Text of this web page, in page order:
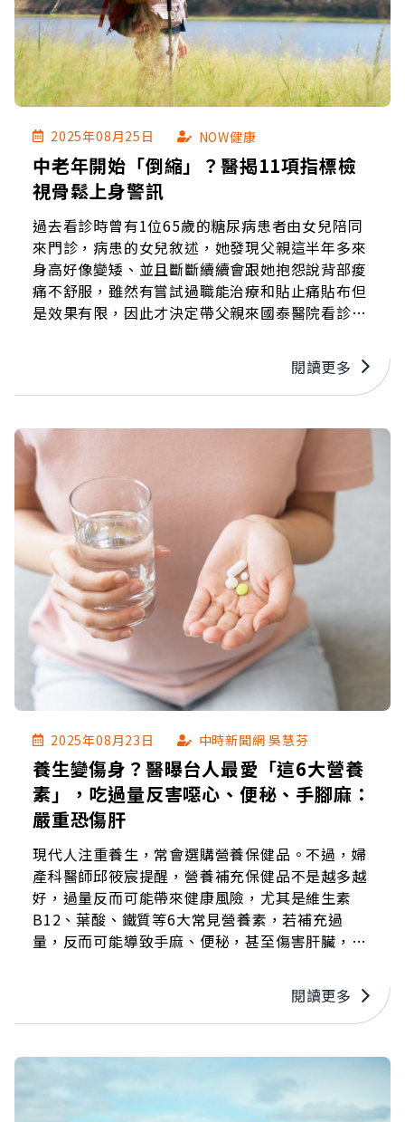
2025年08月25日 NOW健康
中老年開始「倒縮」？醫揭11項指標檢
視骨鬆上身警訊
過去看診時曾有1位65歲的糖尿病患者由女兒陪同
來門診，病患的女兒敘述，她發現父親這半年多來
身高好像變矮、並且斷斷續續會跟她抱怨說背部痠
痛不舒服，雖然有嘗試過職能治療和貼止痛貼布但
是效果有限，因此才決定帶父親來國泰醫院看診尋
閱讀更多
2025年08月23日 中時新聞網 吳慧芬
養生變傷身？醫曝台人最愛「這6大營養
素」，吃過量反害噁心、便秘、手腳麻：
嚴重恐傷肝
現代人注重養生，常會選購營養保健品。不過，婦
產科醫師邱筱宸提醒，營養補充保健品不是越多越
好，過量反而可能帶來健康風險，尤其是維生素
B12、葉酸、鐵質等6大常見營養素，若補充過
量，反而可能導致手麻、便秘，甚至傷害肝臟，補
閱讀更多